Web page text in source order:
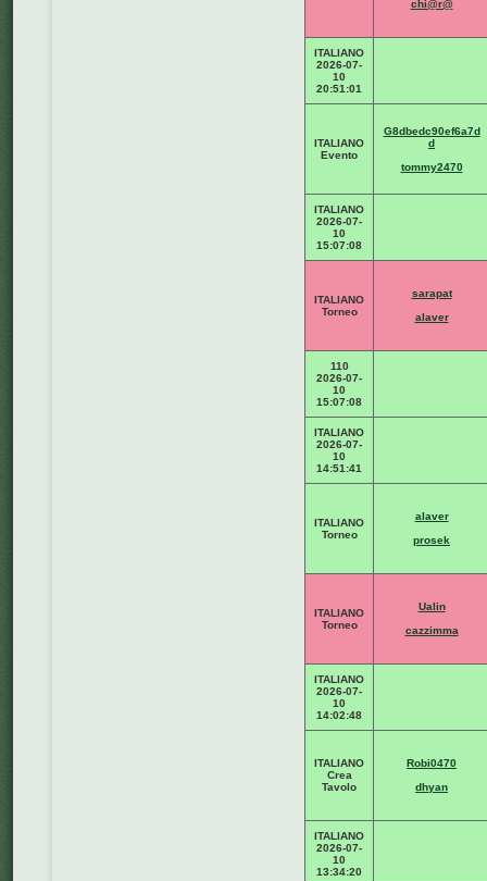
chi@r@
ITALIANO
2026-07-
10
20:51:01
ITALIANO
Evento
G8dbedc90ef6a7d
d
tommy2470
ITALIANO
2026-07-
10
15:07:08
ITALIANO
Torneo
sarapat
alaver
110
2026-07-
10
15:07:08
ITALIANO
2026-07-
10
14:51:41
ITALIANO
Torneo
alaver
prosek
ITALIANO
Torneo
Ualin
cazzimma
ITALIANO
2026-07-
10
14:02:48
ITALIANO
Crea
Tavolo
Robi0470
dhyan
ITALIANO
2026-07-
10
13:34:20